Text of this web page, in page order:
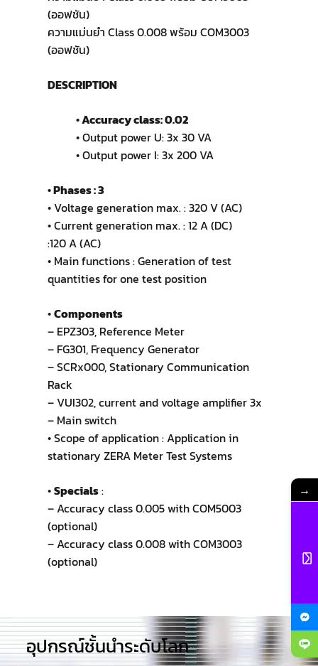
(ออฟชัน)
ความแม่นยำ Class 0.008 พร้อม COM3003
(ออฟชัน)
DESCRIPTION
• Accuracy class: 0.02
• Output power U: 3x 30 VA
• Output power I: 3x 200 VA
• Phases : 3
• Voltage generation max. : 320 V (AC)
• Current generation max. : 12 A (DC)
:120 A (AC)
• Main functions : Generation of test
quantities for one test position
•Components
– EPZ303, Reference Meter
– FG301, Frequency Generator
– SCRx000, Stationary Communication
Rack
– VUI302, current and voltage amplifier 3x
– Main switch
• Scope of application : Application in
stationary ZERA Meter Test Systems
•Specials:
– Accuracy class 0.005 with COM5003
(optional)
– Accuracy class 0.008 with COM3003
(optional)
อุปกรณ์ชั้นนำระดับโลก​
→